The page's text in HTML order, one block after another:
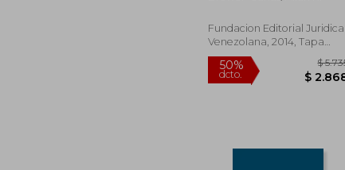
Constitucional, Tomo
vii
Fundacion Editorial Juridica
Venezolana, 2014, Tapa
Blanda, Nuevo